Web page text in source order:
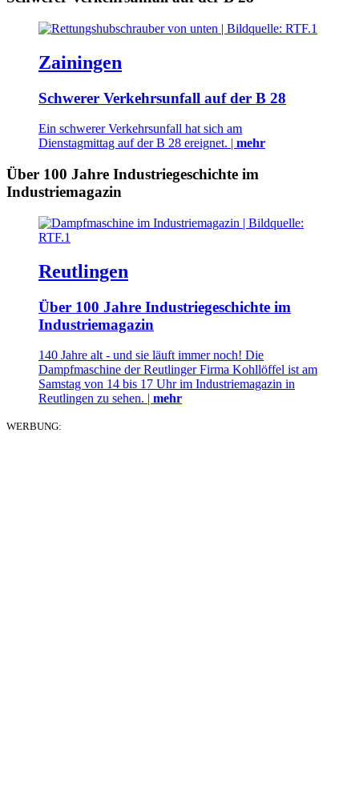
Zainingen
Schwerer Verkehrsunfall auf der B 28
Ein schwerer Verkehrsunfall hat sich am
Dienstagmittag auf der B 28 ereignet. | mehr
Über 100 Jahre Industriegeschichte im
Industriemagazin
Reutlingen
Über 100 Jahre Industriegeschichte im
Industriemagazin
140 Jahre alt - und sie läuft immer noch! Die
Dampfmaschine der Reutlinger Firma Kohllöffel ist am
Samstag von 14 bis 17 Uhr im Industriemagazin in
Reutlingen zu sehen. | mehr
WERBUNG: